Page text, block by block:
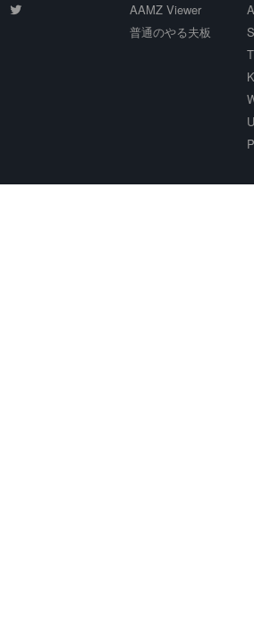
AAMZ Viewer
普通のやる夫板